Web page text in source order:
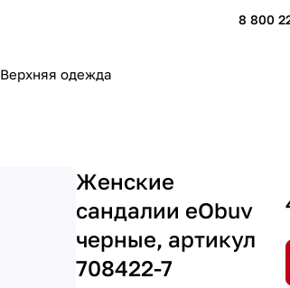
8 800
Верхняя одежда
Женские
сандалии eObuv
черные, артикул
708422-7